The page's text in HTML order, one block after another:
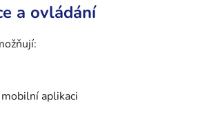
a ovládání
aplikaci